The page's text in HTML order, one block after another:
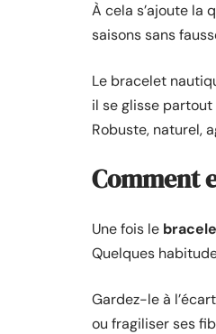
À cela s’ajoute la
saisons sans
Le bracelet
il se glisse partout
Robuste, naturel,
Comment
Une fois le
Quelques
Gardez-le à
ou fragiliser ses